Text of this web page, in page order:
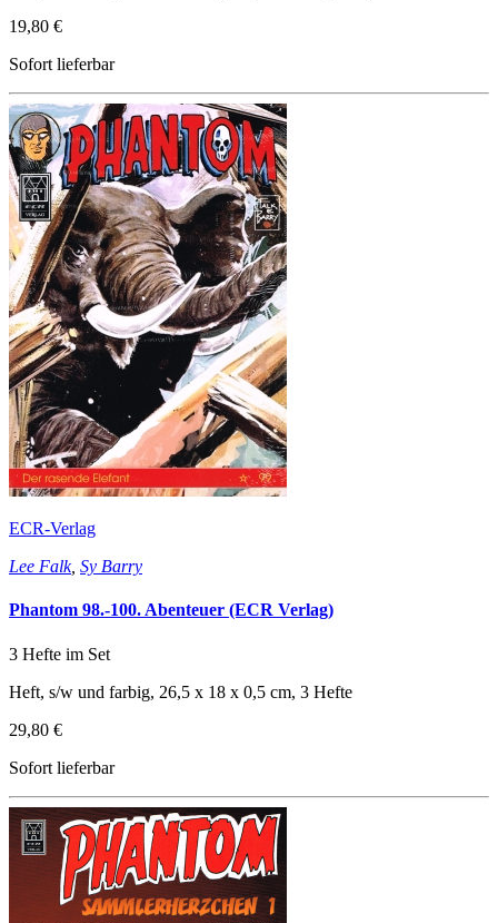
19,80 €
Sofort lieferbar
ECR-Verlag
Lee Falk, Sy Barry
Phantom 98.-100. Abenteuer (ECR Verlag)
3 Hefte im Set
Heft, s/w und farbig, 26,5 x 18 x 0,5 cm, 3 Hefte
29,80 €
Sofort lieferbar